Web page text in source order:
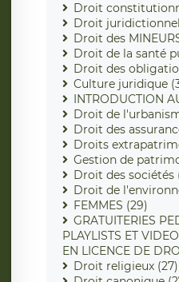
Droit
Droit
Droit des
Droit de la santé
Droit des
Culture juridique
INTRODUCTION
Droit de
Droit des
Droits
Gestion de
Droit des sociétés
Droit de
FEMMES (29)
GRATUITERIES
PLAYLISTS ET
EN LICENCE DE
Droit religieux (27)